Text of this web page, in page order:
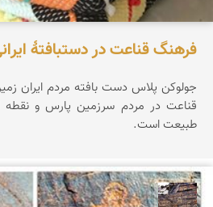
فرهنگ قناعت در دستبافتهٔ
جولوکن پلاس دست بافته مردم ایران
قناعت در مردم سرزمین پارس و
طبیعت است.
محمد ناصری فرد